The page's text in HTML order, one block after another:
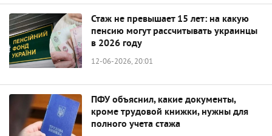
Стаж не превышает 15 лет: на какую
пенсию могут рассчитывать украинцы
в 2026 году
12-06-2026, 20:01
ПФУ объяснил, какие документы,
кроме трудовой книжки, нужны для
полного учета стажа